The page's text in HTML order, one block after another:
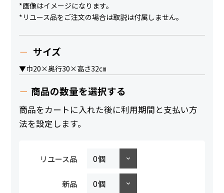
*画像はイメージになります。
*リユース品をご注文の場合は取説は付属しません。
サイズ
▼巾20×奥行30×高さ32㎝
商品の数量を選択する
商品をカートに入れた後に利用期間と支払い方
法を設定します。
リユース品
新品